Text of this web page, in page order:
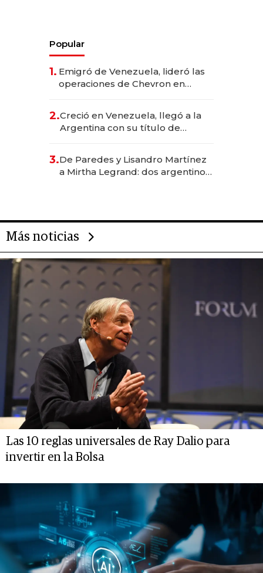
Popular
1. Emigró de Venezuela, lideró las
operaciones de Chevron en
2.Creció en Venezuela, llegó a la
Argentina con su título de
las marcas "fast premium"
3.De Paredes y Lisandro Martínez
a Mirtha Legrand: dos argentinos
Más noticias
Las 10 reglas universales de Ray Dalio para
invertir en la Bolsa